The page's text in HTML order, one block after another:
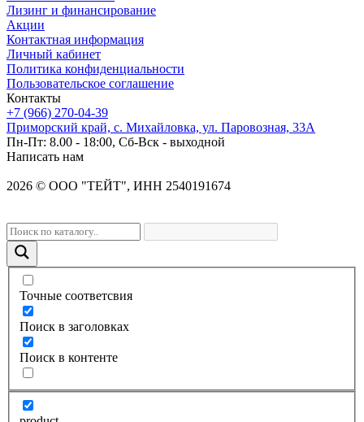
Лизинг и финансирование
Акции
Контактная информация
Личный кабинет
Политика конфиденциальности
Пользовательское соглашение
Контакты
+7 (966) 270-04-39
Приморский край, с. Михайловка, ул. Паровозная, 33А
Пн-Пт: 8.00 - 18:00, Сб-Вск - выходной
Написать нам
2026 © OOO "ТЕЙТ", ИНН 2540191674
Точные соответсвия
Поиск в заголовках
Поиск в контенте